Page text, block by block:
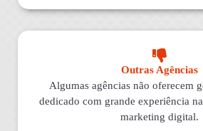
Outras Agências
Algumas agências não oferecem
dedicado com grande experiência
marketing digital.